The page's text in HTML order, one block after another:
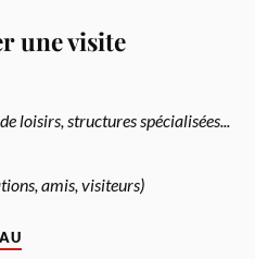
une visite
loisirs, structures spécialisées...
amis, visiteurs)